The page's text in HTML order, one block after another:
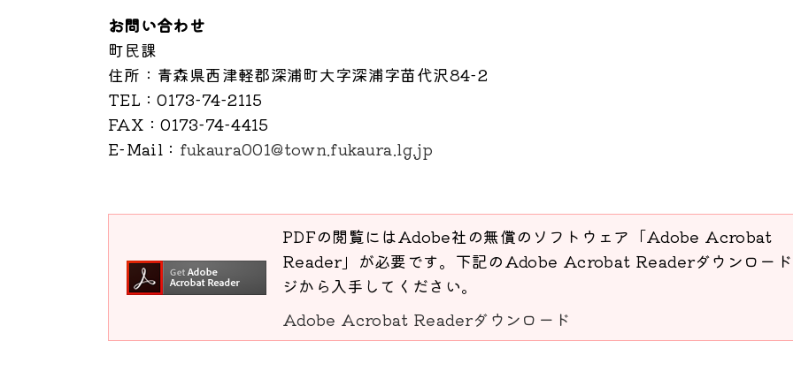
お問い合わせ
町民課
住所 ：青森県西津軽郡深浦町大字深浦字苗代沢84-2
TEL ：0173-74-2115
FAX ：0173-74-4415
E-Mail ： fukaura001@town.fukaura.lg.jp
PDFの閲覧にはAdobe社の無償のソフトウェア「Adobe Acrobat
Reader」が必要です。下記のAdobe Acrobat Readerダウンロー
ジから入手してください。
Adobe Acrobat Readerダウンロード